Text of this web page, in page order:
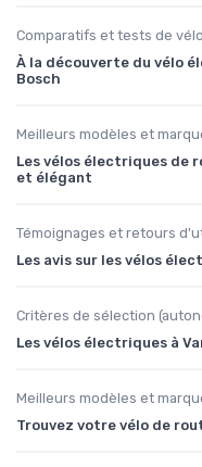
Comparatifs et tests de
À la découverte du vélo
Bosch
Meilleurs modèles et
Les vélos électriques de
et élégant
Témoignages et retours
Les avis sur les vélos
Critères de sélection
Les vélos électriques à
Meilleurs modèles et
Trouvez votre vélo de